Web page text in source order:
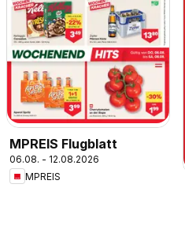
MPREIS Flugblatt
06.08. - 12.08.2026
MPREIS